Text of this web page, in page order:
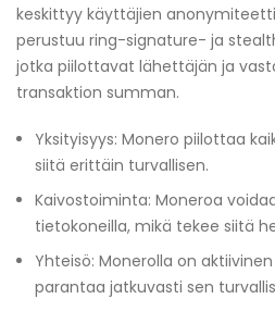
keskittyy käyttäjien
perustuu ring-signature- ja
jotka piilottavat lähettäjän ja
transaktion summan.
Yksityisyys: Monero piilottaa
siitä erittäin turvallisen.
Kaivostoiminta: Moneroa
tietokoneilla, mikä tekee siitä
Yhteisö: Monerolla on
parantaa jatkuvasti sen